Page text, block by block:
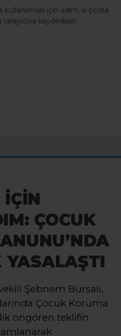
için adım, e-posta
kaydedilsin.
İÇİN
ÇOCUK
YASALAŞTI
Şebnem Bursalı,
Çocuk Koruma
öngören teklifin